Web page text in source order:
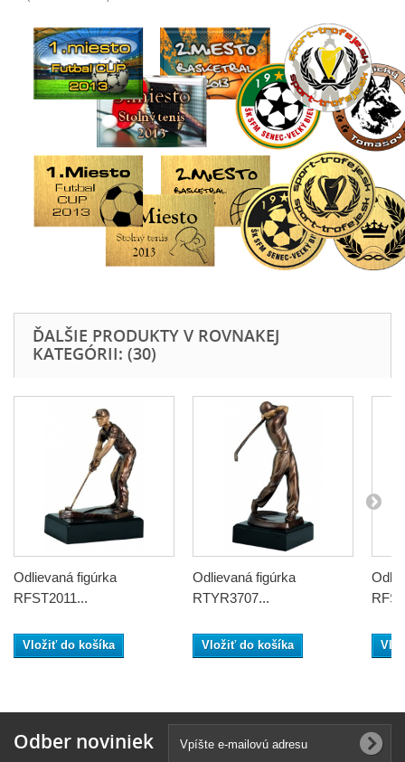
ĎALŠIE PRODUKTY V ROVNAKEJ
KATEGÓRII: (30)
Odlievaná figúrka
RFST2011...
Vložiť do košíka
Odlievaná figúrka
RTYR3707...
Vložiť do košíka
Odber noviniek